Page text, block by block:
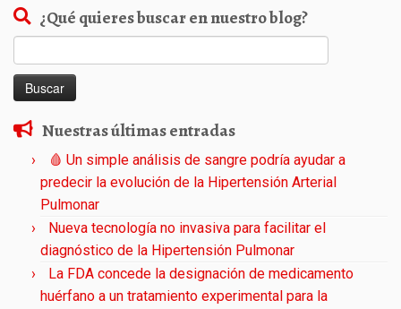
¿Qué quieres buscar en nuestro blog?
Nuestras últimas entradas
🩸 Un simple análisis de sangre podría ayudar a
predecir la evolución de la Hipertensión Arterial
Pulmonar
Nueva tecnología no invasiva para facilitar el
diagnóstico de la Hipertensión Pulmonar
La FDA concede la designación de medicamento
huérfano a un tratamiento experimental para la